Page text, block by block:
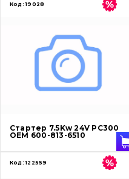
Код: 19028
Стартер 7.5Kw 24V PC300
OEM 600-813-6510
Код: 122559